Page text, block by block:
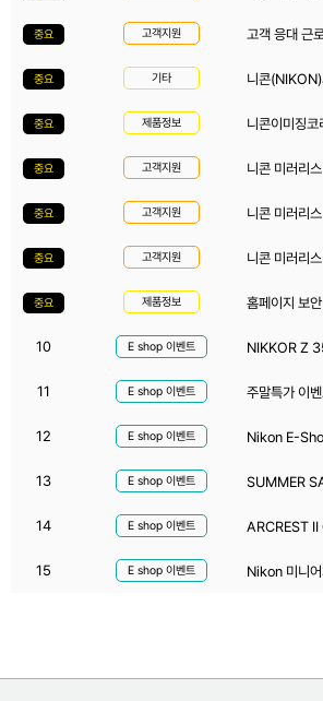
중요 고객지원 고객 응대 근
중요 기타 니콘(NIKON)
중요 제품정보 니콘이미징
중요 고객지원 니콘 미러리
중요 고객지원 니콘 미러리
중요 고객지원 니콘 미러리
중요 제품정보 홈페이지 보
10 E shop 이벤트 NIKKOR Z
11 E shop 이벤트 주말특가 이
12 E shop 이벤트 Nikon E-
13 E shop 이벤트 SUMMER
14 E shop 이벤트 ARCREST II
15 E shop 이벤트 Nikon 미니